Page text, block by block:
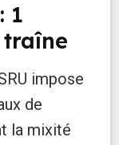
1
impose
de
la mixité